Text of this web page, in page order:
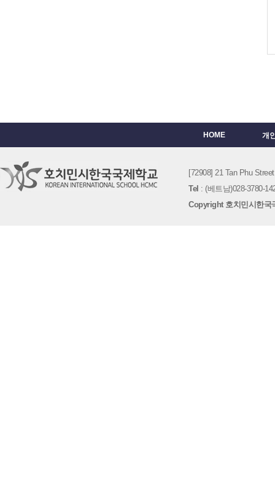
HOME 개
[72908] 21 Tan Phu
Tel : (베트남)028-3780-
Copyright 호치민시한국